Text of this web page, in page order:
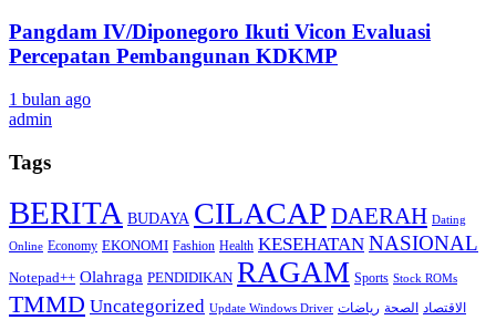
Pangdam IV/Diponegoro Ikuti Vicon Evaluasi
Percepatan Pembangunan KDKMP
1 bulan ago
admin
Tags
BERITA BUDAYA CILACAP DAERAH Dating
Online Economy EKONOMI Fashion Health KESEHATAN NASIONAL
Notepad++ Olahraga PENDIDIKAN RAGAM Sports Stock ROMs
TMMD Uncategorized Update Windows Driver الاقتصاد الصحة رياضات